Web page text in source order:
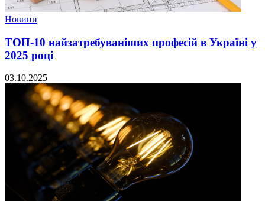
Новини
ТОП-10 найзатребуваніших професій в Україні у
2025 році
03.10.2025